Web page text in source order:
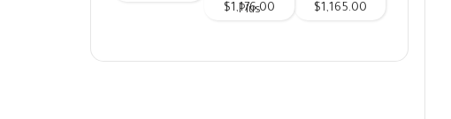
$1,165.00
Plus
$1,176.00